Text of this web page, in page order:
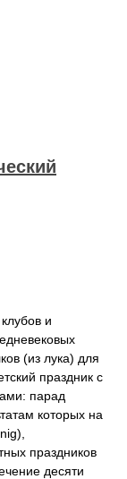
и
(из лука) для
праздник с
парад
которых на
праздников
десяти